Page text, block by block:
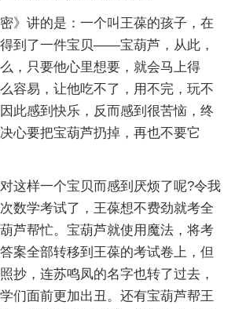
密》讲的是：一个叫王葆的孩子，在
到了一件宝贝——宝葫芦，从此，
，只要他心里想要，就会马上得
容易，让他吃不了，用不完，玩不
此感到快乐，反而感到很苦恼，终
心要把宝葫芦扔掉，再也不要它
这样一个宝贝而感到厌烦了呢?令我
数学考试了，王葆想不费劲就考全
芦帮忙。宝葫芦就使用魔法，将考
案全部转移到王葆的考试卷上，但
抄，连苏鸣凤的名字也转了过去，
们面前更加出丑。还有宝葫芦帮王